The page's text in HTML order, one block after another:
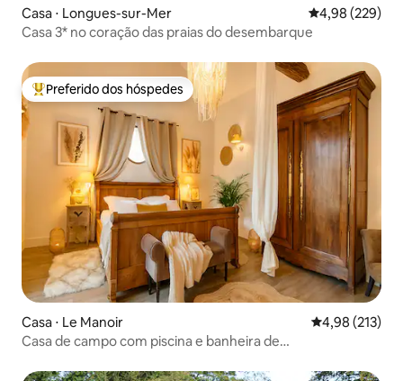
Casa ⋅ Longues-sur-Mer 4,98 de uma
4,98 (229)
Casa 3* no coração das praias do desembarque
Entre os melhores preferidos dos hóspedes
Preferido dos hóspedes
Casa ⋅ Le Manoir 4,98 de uma
4,98 (213)
Casa de campo com piscina e banheira de